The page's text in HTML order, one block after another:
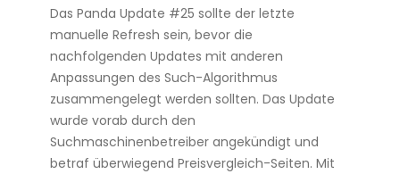
Das Panda Update #25 sollte der letzte
manuelle Refresh sein, bevor die
nachfolgenden Updates mit anderen
Anpassungen des Such-Algorithmus
zusammengelegt werden sollten. Das Update
wurde vorab durch den
Suchmaschinenbetreiber angekündigt und
betraf überwiegend Preisvergleich-Seiten. Mit